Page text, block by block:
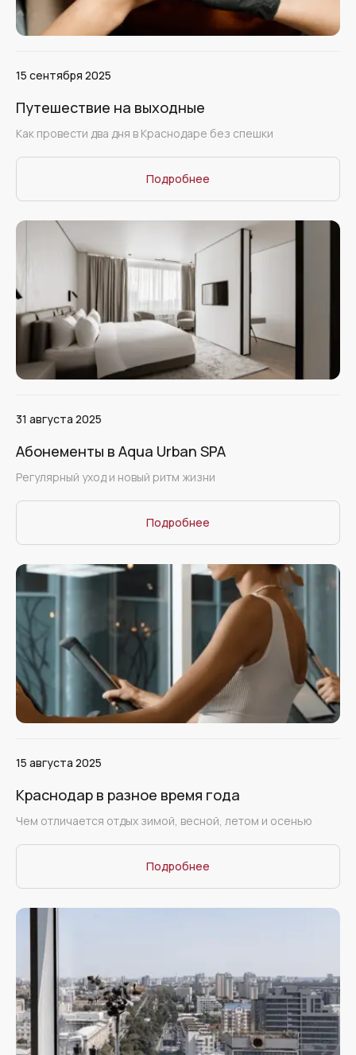
15 сентября 2025
Путешествие на выходные
Как провести два дня в Краснодаре без спешки
Подробнее
31 августа 2025
Абонементы в Aqua Urban SPA
Регулярный уход и новый ритм жизни
Подробнее
15 августа 2025
Краснодар в разное время года
Чем отличается отдых зимой, весной, летом и осенью
Подробнее